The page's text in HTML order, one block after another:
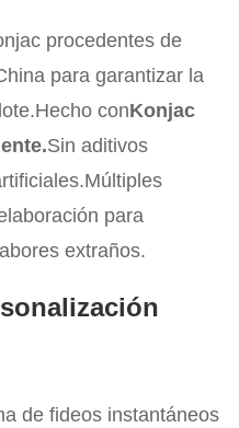
procedentes de
para garantizar la
Hecho conKonjac
Sin aditivos
Múltiples
para
extraños.
de fideos instantáneos